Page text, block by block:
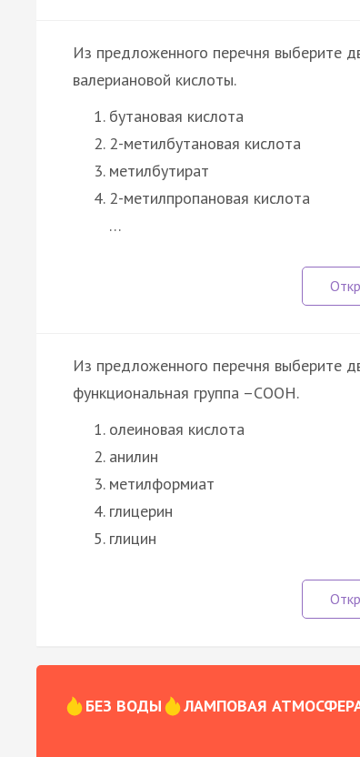
Из предложенного перечня выберите
валериановой кислоты.
бутановая кислота
2-метилбутановая кислота
метилбутират
2-метилпропановая кислота
…
Из предложенного перечня выберите
функциональная группа –СООН.
олеиновая кислота
анилин
метилформиат
глицерин
глицин
БЕЗ ВОДЫ ЛАМПОВАЯ